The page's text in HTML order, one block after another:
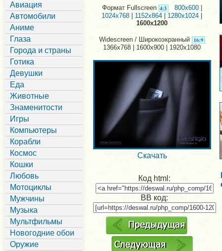
Авиация
Автомобили
Аниме
Глаза
Города и страны
Готика
Девушки
Еда
Животные
Знаменитости
Игры
Компьютеры
Корабли
Космос
Кошки
Любовь
Мотоциклы
Мужчины
Музыка
Мультфильмы
Новогодние обои
Оружие
Формат Fullscreen 800x600
1024x768
1152x864|1280x1024
1600x1200
Widescreen / Широкоэкранный
1366x768 | 1600x900 | 1920x1080
Скачать
Код html:
BB код: